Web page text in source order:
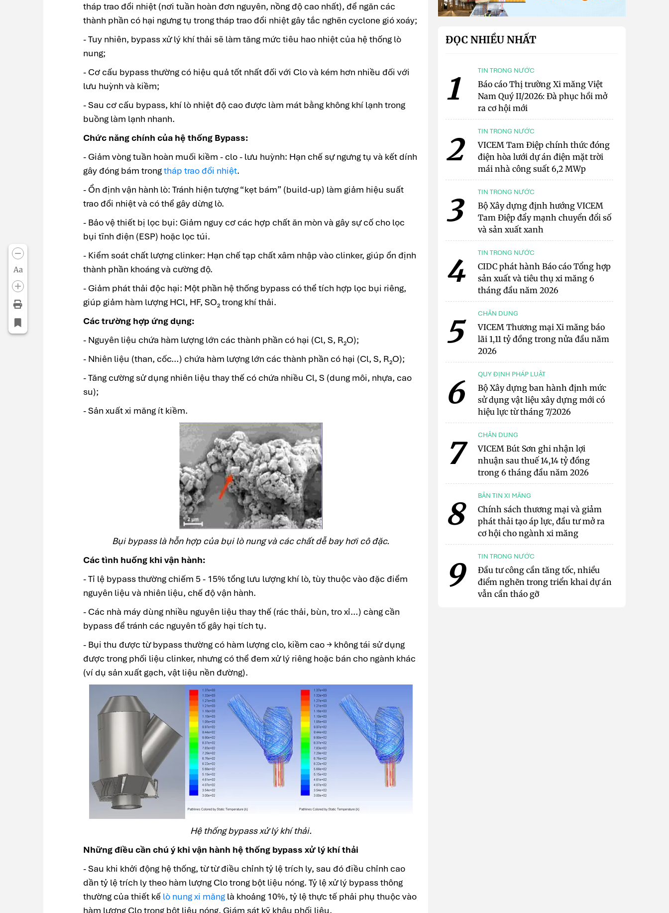
Aa
tháp trao đổi nhiệt (nơi tuần hoàn đơn nguyên, nồng độ cao nhất), để ngăn các
thành phần có hại ngưng tụ trong tháp trao đổi nhiệt gây tắc nghẽn cyclone gió xoáy;
- Tuy nhiên, bypass xử lý khí thải sẽ làm tăng mức tiêu hao nhiệt của hệ thống lò
nung;
- Cơ cấu bypass thường có hiệu quả tốt nhất đối với Clo và kém hơn nhiều đối với
lưu huỳnh và kiềm;
- Sau cơ cấu bypass, khí lò nhiệt độ cao được làm mát bằng không khí lạnh trong
buồng làm lạnh nhanh.
Chức năng chính của hệ thống Bypass:
- Giảm vòng tuần hoàn muối kiềm - clo - lưu huỳnh: Hạn chế sự ngưng tụ và kết dính
gây đóng bám trongtháp trao đổi nhiệt.
- Ổn định vận hành lò: Tránh hiện tượng “kẹt bám” (build-up) làm giảm hiệu suất
trao đổi nhiệt và có thể gây dừng lò.
- Bảo vệ thiết bị lọc bụi: Giảm nguy cơ các hợp chất ăn mòn và gây sự cố cho lọc
bụi tĩnh điện (ESP) hoặc lọc túi.
- Kiểm soát chất lượng clinker: Hạn chế tạp chất xâm nhập vào clinker, giúp ổn định
thành phần khoáng và cường độ.
- Giảm phát thải độc hại: Một phần hệ thống bypass có thể tích hợp lọc bụi riêng,
giúp giảm hàm lượng HCl, HF, SO₂ trong khí thải.
Các trường hợp ứng dụng:
- Nguyên liệu chứa hàm lượng lớn các thành phần có hại (Cl, S, R₂O);
- Nhiên liệu (than, cốc…) chứa hàm lượng lớn các thành phần có hại (Cl, S, R₂O);
- Tăng cường sử dụng nhiên liệu thay thế có chứa nhiều Cl, S (dung môi, nhựa, cao
su);
- Sản xuất xi măng ít kiềm.
Bụi bypass là hỗn hợp của bụi lò nung và các chất dễ bay hơi cô đặc.
Các tình huống khi vận hành:
- Tỉ lệ bypass thường chiếm 5 - 15% tổng lưu lượng khí lò, tùy thuộc vào đặc điểm
nguyên liệu và nhiên liệu, chế độ vận hành.
- Các nhà máy dùng nhiều nguyên liệu thay thế (rác thải, bùn, tro xỉ…) càng cần
bypass để tránh các nguyên tố gây hại tích tụ.
- Bụi thu được từ bypass thường có hàm lượng clo, kiềm cao → không tái sử dụng
được trong phối liệu clinker, nhưng có thể đem xử lý riêng hoặc bán cho ngành khác
(ví dụ sản xuất gạch, vật liệu nền đường).
Hệ thống bypass xử lý khí thải.
Những điều cần chú ý khi vận hành hệ thống bypass xử lý khí thải
- Sau khi khởi động hệ thống, từ từ điều chỉnh tỷ lệ trích ly, sau đó điều chỉnh cao
dần tỷ lệ trích ly theo hàm lượng Clo trong bột liệu nóng. Tỷ lệ xử lý bypass thông
thường của thiết kế lò nung xi măng là khoảng 10%, tỷ lệ thực tế phải phụ thuộc vào
hàm lượng Clo trong bột liệu nóng. Giám sát kỹ khâu phối liệu.
ĐỌC NHIỀU NHẤT
1 TIN TRONG NƯỚC
Báo cáo Thị trường Xi măng Việt
Nam Quý II/2026: Đà phục hồi mở
ra cơ hội mới
2 TIN TRONG NƯỚC
VICEM Tam Điệp chính thức đóng
điện hòa lưới dự án điện mặt trời
mái nhà công suất 6,2 MWp
3 TIN TRONG NƯỚC
Bộ Xây dựng định hướng VICEM
Tam Điệp đẩy mạnh chuyển đổi số
và sản xuất xanh
4 TIN TRONG NƯỚC
CIDC phát hành Báo cáo Tổng hợp
sản xuất và tiêu thụ xi măng 6
tháng đầu năm 2026
5 CHÂN DUNG
VICEM Thương mại Xi măng báo
lãi 1,11 tỷ đồng trong nửa đầu năm
2026
6 QUY ĐỊNH PHÁP LUẬT
Bộ Xây dựng ban hành định mức
sử dụng vật liệu xây dựng mới có
hiệu lực từ tháng 7/2026
7 CHÂN DUNG
VICEM Bút Sơn ghi nhận lợi
nhuận sau thuế 14,14 tỷ đồng
trong 6 tháng đầu năm 2026
8 BẢN TIN XI MĂNG
Chính sách thương mại và giảm
phát thải tạo áp lực, đầu tư mở ra
cơ hội cho ngành xi măng
9 TIN TRONG NƯỚC
Đầu tư công cần tăng tốc, nhiều
điểm nghẽn trong triển khai dự án
vẫn cần tháo gỡ